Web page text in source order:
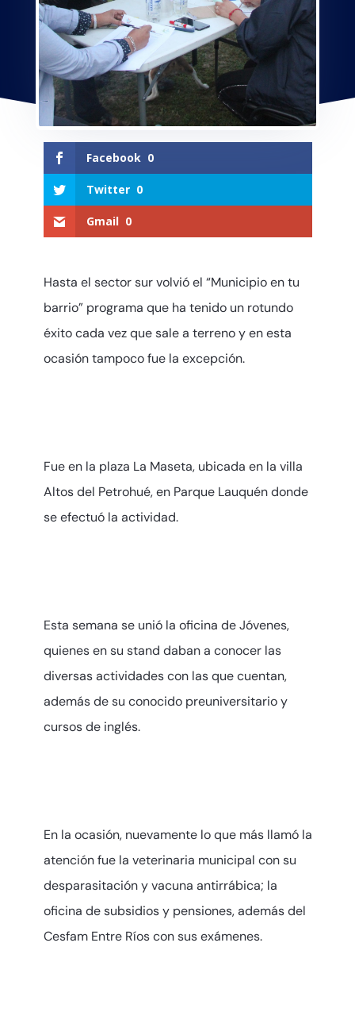
Facebook 0
Twitter 0
Gmail 0
Hasta el sector sur volvió el “Municipio en tu
barrio” programa que ha tenido un rotundo
éxito cada vez que sale a terreno y en esta
ocasión tampoco fue la excepción.
Fue en la plaza La Maseta, ubicada en la villa
Altos del Petrohué, en Parque Lauquén donde
se efectuó la actividad.
Esta semana se unió la oficina de Jóvenes,
quienes en su stand daban a conocer las
diversas actividades con las que cuentan,
además de su conocido preuniversitario y
cursos de inglés.
En la ocasión, nuevamente lo que más llamó la
atención fue la veterinaria municipal con su
desparasitación y vacuna antirrábica; la
oficina de subsidios y pensiones, además del
Cesfam Entre Ríos con sus exámenes.